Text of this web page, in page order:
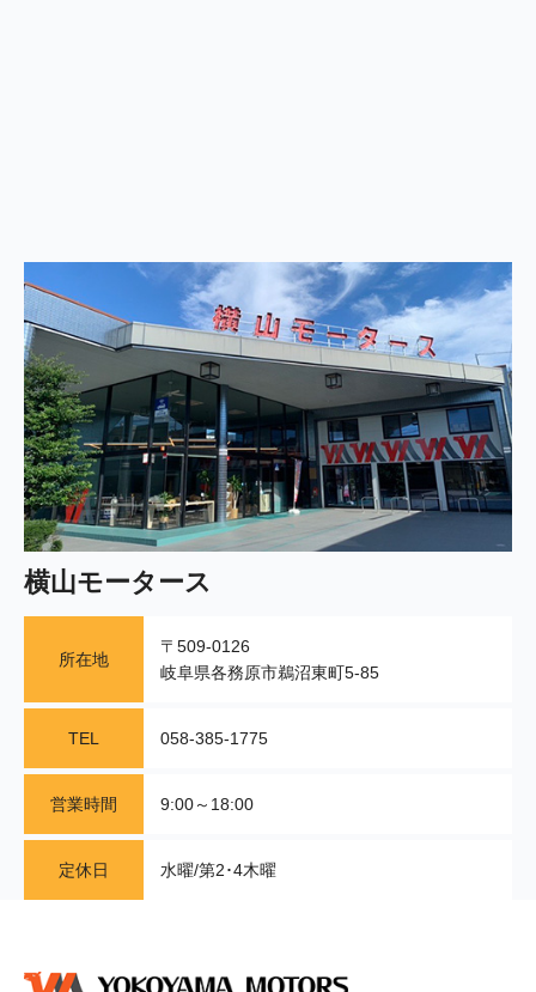
横山モータース
所在地
〒509-0126
岐阜県各務原市鵜沼東町5-85
TEL 058-385-1775
営業時間 9:00～18:00
定休日 水曜/第2･4木曜